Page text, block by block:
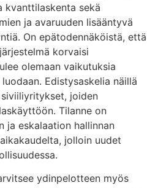
sekä
ja avaruuden lisääntyvä
On epätodennäköistä, että
korvaisi
olemaan vaikutuksia
Edistysaskelia näillä
joiden
Tilanne on
ja eskalaation hallinnan
jolloin uudet
ydinpelotteen myös